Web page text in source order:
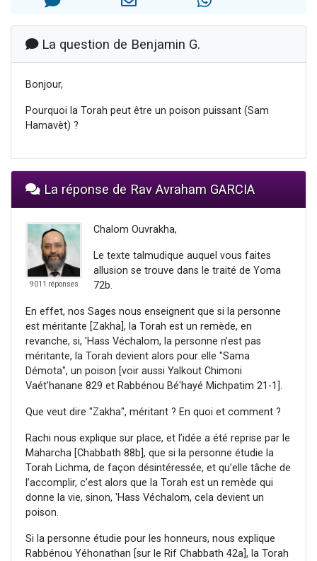
La question de Benjamin G.
Bonjour,
Pourquoi la Torah peut être un poison puissant (Sam
Hamavèt) ?
La réponse de Rav Avraham GARCIA
9011 réponses
Chalom Ouvrakha,
Le texte talmudique auquel vous faites
allusion se trouve dans le traité de Yoma
72b.
En effet, nos Sages nous enseignent que si la personne
est méritante [Zakha], la Torah est un remède, en
revanche, si, 'Hass Véchalom, la personne n’est pas
méritante, la Torah devient alors pour elle "Sama
Démota", un poison [voir aussi Yalkout Chimoni
Vaét'hanane 829 et Rabbénou Bé'hayé Michpatim 21-1].
Que veut dire "Zakha", méritant ? En quoi et comment ?
Rachi nous explique sur place, et l’idée a été reprise par le
Maharcha [Chabbath 88b], que si la personne étudie la
Torah Lichma, de façon désintéressée, et qu’elle tâche de
l’accomplir, c’est alors que la Torah est un remède qui
donne la vie, sinon, 'Hass Véchalom, cela devient un
poison.
Si la personne étudie pour les honneurs, nous explique
Rabbénou Yéhonathan [sur le Rif Chabbath 42a], la Torah